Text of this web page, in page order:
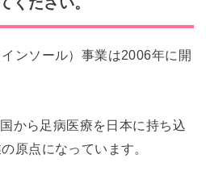
ンソール）事業は2006年に開
から足病医療を日本に持ち込
原点になっています。